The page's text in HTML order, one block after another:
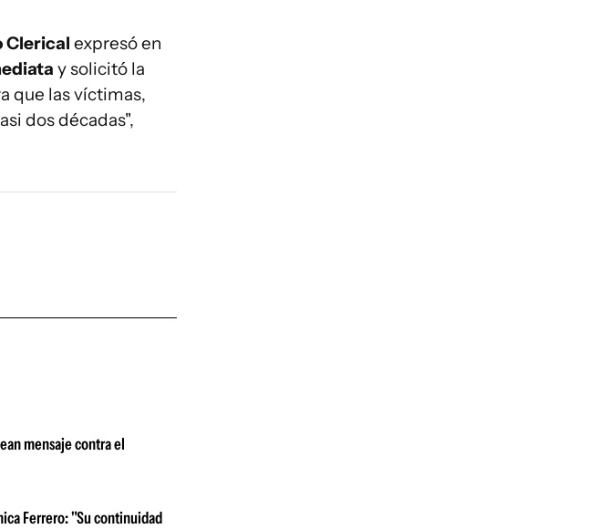
Clerical expresó en
y solicitó la
que las víctimas,
dos décadas",
mensaje contra el
Ferrero: "Su continuidad